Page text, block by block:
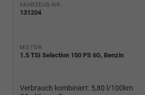
FAHRZEUG-NR.
131204
MOTOR
1.5 TSI Selection 150 PS 6G, Benzin
Verbrauch kombiniert: 5,80 l/100km